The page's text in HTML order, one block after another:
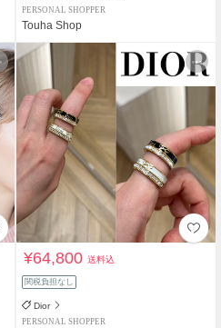
PERSONAL SHOPPER
Touha Shop
¥64,800送料込
関税負担なし
Dior
PERSONAL SHOPPER